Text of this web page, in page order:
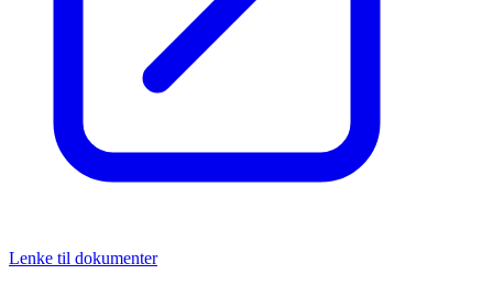
Lenke til dokumenter